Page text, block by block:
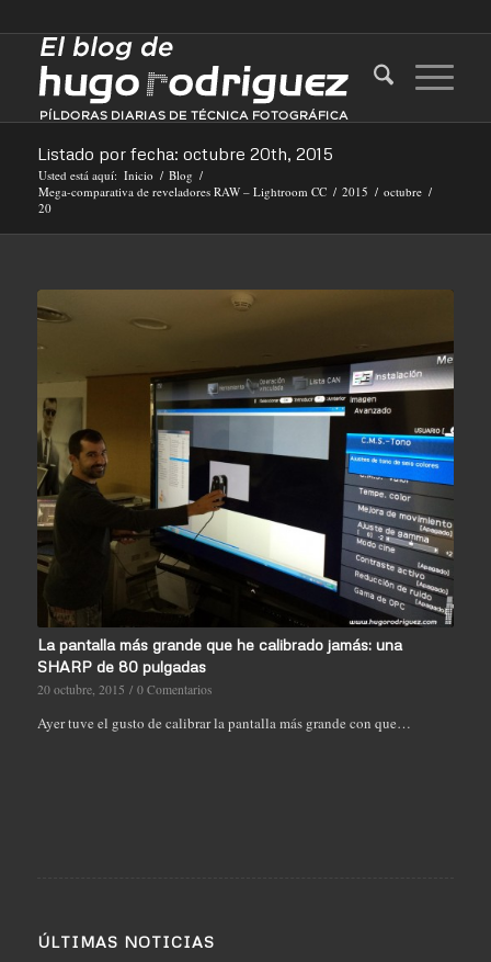
Listado por fecha: octubre 20th, 2015
Usted está aquí: Inicio / Blog /
Mega-comparativa de reveladores RAW – Lightroom CC / 2015 / octubre /
20
La pantalla más grande que he calibrado jamás: una
SHARP de 80 pulgadas
20 octubre, 2015 / 0 Comentarios
Ayer tuve el gusto de calibrar la pantalla más grande con que…
ÚLTIMAS NOTICIAS